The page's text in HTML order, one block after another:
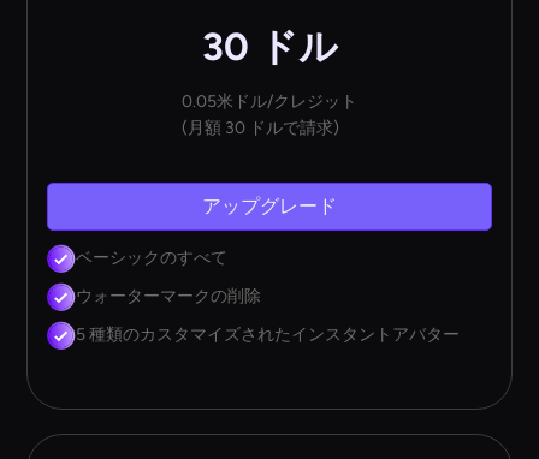
30 ドル
0.05米ドル/クレジット
(月額 30 ドルで請求)
アップグレード
ベーシックのすべて
ウォーターマークの削除
5 種類のカスタマイズされたインスタントアバター